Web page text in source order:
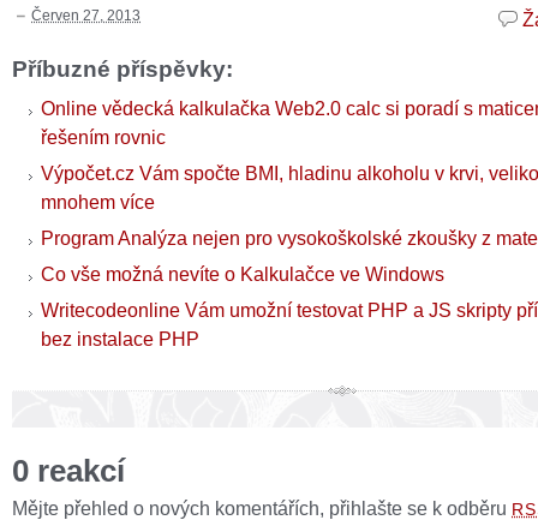
Červen 27, 2013
Příbuzné příspěvky:
Online vědecká kalkulačka Web2.0 calc si poradí s
řešením rovnic
Výpočet.cz Vám spočte BMI, hladinu alkoholu v krvi,
mnohem více
Program Analýza nejen pro vysokoškolské zkoušky z
Co vše možná nevíte o Kalkulačce ve Windows
Writecodeonline Vám umožní testovat PHP a JS skripty
bez instalace PHP
0 reakcí
Mějte přehled o nových komentářích, přihlašte se k odběru